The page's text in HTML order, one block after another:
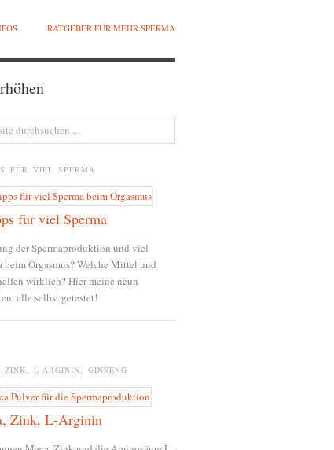
RATGEBER FÜR MEHR SPERMA
FÜR VIEL SPERMA
für viel Sperma
der Spermaproduktion und viel
beim Orgasmus? Welche Mittel und
wirklich? Hier meine neun
alle selbst getestet!
ZINK, L-ARGININ, GINSENG
Zink, L-Arginin